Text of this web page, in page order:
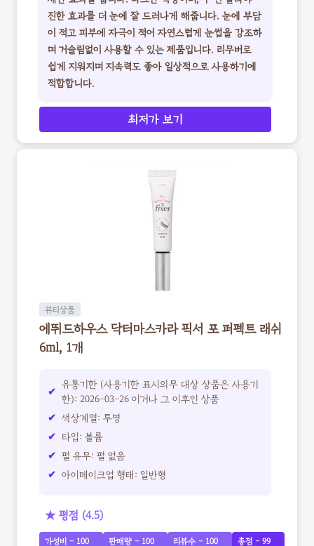
진한 효과를 더 눈에 잘 드러나게 해줍니다. 눈에 부담
이 적고 피부에 자극이 적어 자연스럽게 눈썹을 강조하
며 거슬림없이 사용할 수 있는 제품입니다. 리무버로
쉽게 지워지며 지속력도 좋아 일상적으로 사용하기에
적합합니다.
최저가 보기
뷰티상품
에뛰드하우스 닥터마스카라 픽서 포 퍼펙트 래쉬
6ml, 1개
유통기한 (사용기한 표시의무 대상 상품은 사용기
한): 2026-03-26 이거나 그 이후인 상품
색상계열: 투명
타입: 볼륨
펄 유무: 펄 없음
아이메이크업 형태: 일반형
★ 평점 (4.5)
가성비 - 100
판매량 - 100
리뷰수 - 100
총점 - 99